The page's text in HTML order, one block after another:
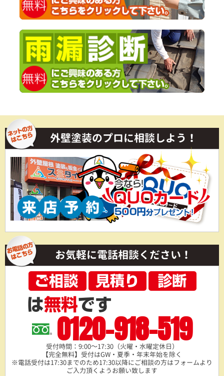
外壁塗装のプロに相談しよう！
お気軽に電話相談ください！
0120-918-519
受付時間：9:00～17:30（火曜・水曜定休日）
【完全無料】受付はGW・夏季・年末年始を除く
※電話受付は17:30までのため17:30以降にご相談の方はフォームより
ご入力頂くようお願い致します